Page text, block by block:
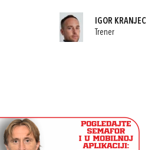
IGOR KRANJEC
Trener